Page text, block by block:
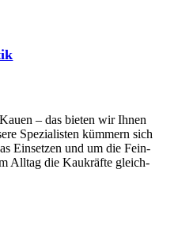
– das bieten wir Ihnen
Spe­zialisten kümmern sich
Ein­setzen und um die Fein­
All­tag die Kau­kräfte gleich­